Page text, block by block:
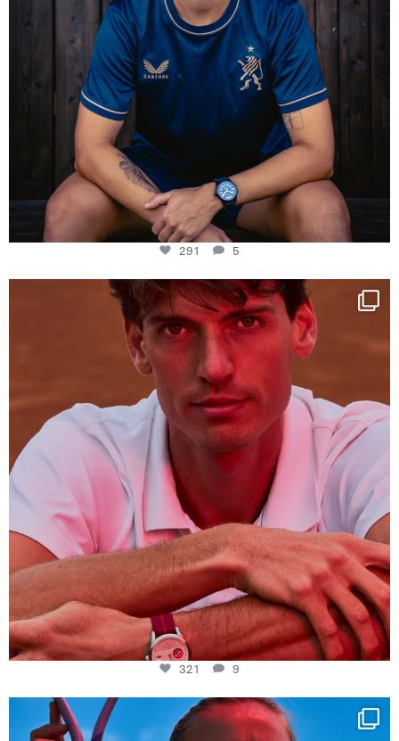
291 5
One last dance at home
This week at...
321
9
321 9
Determination, elegance and Swiss precision —
441
14